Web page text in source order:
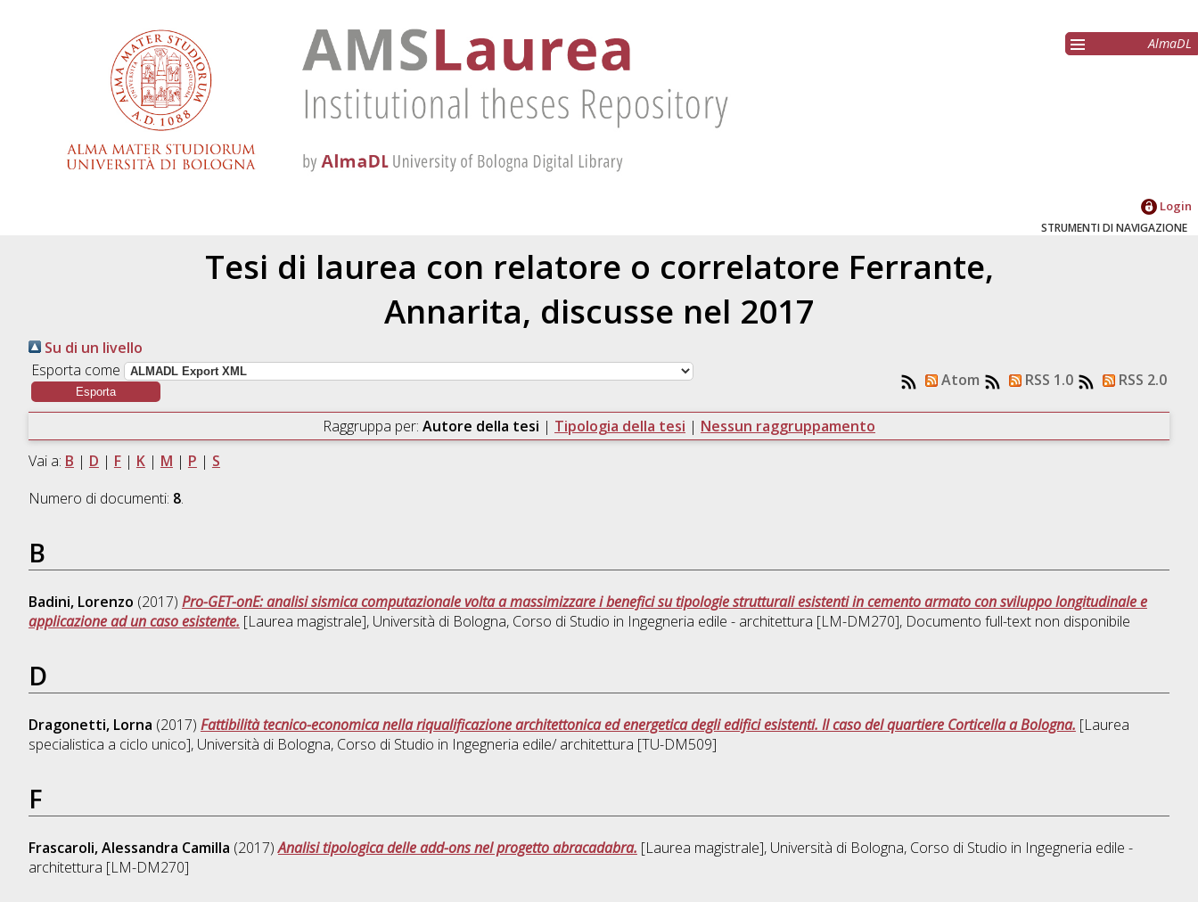
AlmaDL
Login
STRUMENTI DI NAVIGAZIONE
Tesi di laurea con relatore o correlatore Ferrante,
Annarita, discusse nel 2017
Su di un livello
Esporta come
Atom RSS 1.0 RSS 2.0
Raggruppa per: Autore della tesi | Tipologia della tesi | Nessun raggruppamento
Vai a: B | D | F| K| M | P | S
Numero di documenti: 8.
B
Badini, Lorenzo (2017) Pro-GET-onE: analisi sismica computazionale volta a massimizzare i benefici su tipologie strutturali esistenti in cemento armato con sviluppo longitudinale e
applicazione ad un caso esistente. [Laurea magistrale], Università di Bologna, Corso di Studio in Ingegneria edile - architettura [LM-DM270], Documento full-text non disponibile
D
Dragonetti, Lorna (2017) Fattibilità tecnico-economica nella riqualificazione architettonica ed energetica degli edifici esistenti. Il caso del quartiere Corticella a Bologna. [Laurea
specialistica a ciclo unico], Università di Bologna, Corso di Studio in Ingegneria edile/ architettura [TU-DM509]
F
Frascaroli, Alessandra Camilla (2017)Analisi tipologica delle add-ons nel progetto abracadabra. [Laurea magistrale], Università di Bologna, Corso di Studio in Ingegneria edile -
architettura [LM-DM270]